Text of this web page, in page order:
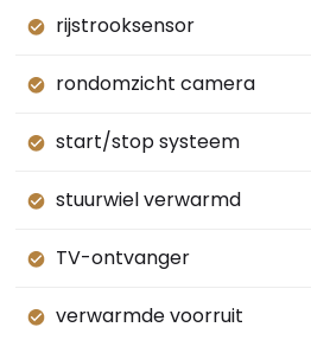
rijstrooksensor
rondomzicht camera
start/stop systeem
stuurwiel verwarmd
TV-ontvanger
verwarmde voorruit